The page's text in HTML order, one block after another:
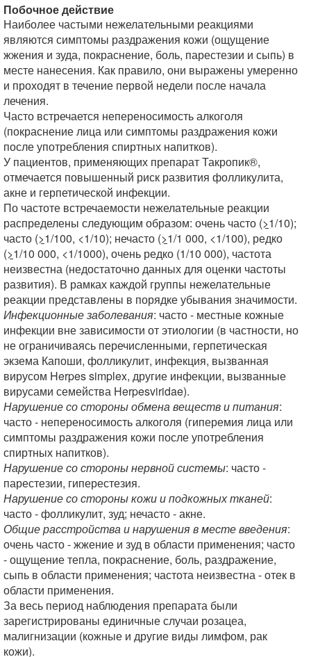
Побочное действие
Наиболее частыми нежелательными реакциями
являются симптомы раздражения кожи (ощущение
жжения и зуда, покраснение, боль, парестезии и сыпь) в
месте нанесения. Как правило, они выражены умеренно
и проходят в течение первой недели после начала
лечения.
Часто встречается непереносимость алкоголя
(покраснение лица или симптомы раздражения кожи
после употребления спиртных напитков).
У пациентов, применяющих препарат Такропик®,
отмечается повышенный риск развития фолликулита,
акне и герпетической инфекции.
По частоте встречаемости нежелательные реакции
распределены следующим образом: очень часто (>1/10);
часто (>1/100, <1/10); нечасто (>1/1 000, <1/100), редко
(>1/10 000, <1/1000), очень редко (1/10 000), частота
неизвестна (недостаточно данных для оценки частоты
развития). В рамках каждой группы нежелательные
реакции представлены в порядке убывания значимости.
Инфекционные заболевания: часто - местные кожные
инфекции вне зависимости от этиологии (в частности, но
не ограничиваясь перечисленными, герпетическая
экзема Капоши, фолликулит, инфекция, вызванная
вирусом Herpes simplex, другие инфекции, вызванные
вирусами семейства Herpesviridae).
Нарушение со стороны обмена веществ и питания:
часто - непереносимость алкоголя (гиперемия лица или
симптомы раздражения кожи после употребления
спиртных напитков).
Нарушение со стороны нервной системы: часто -
парестезии, гиперестезия.
Нарушение со стороны кожи и подкожных тканей:
часто - фолликулит, зуд; нечасто - акне.
Общие расстройства и нарушения в месте введения:
очень часто - жжение и зуд в области применения; часто
- ощущение тепла, покраснение, боль, раздражение,
сыпь в области применения; частота неизвестна - отек в
области применения.
За весь период наблюдения препарата были
зарегистрированы единичные случаи розацеа,
малигнизации (кожные и другие виды лимфом, рак
кожи).